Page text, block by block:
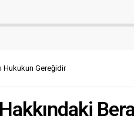
ütü,
Hukukun Gereğidir